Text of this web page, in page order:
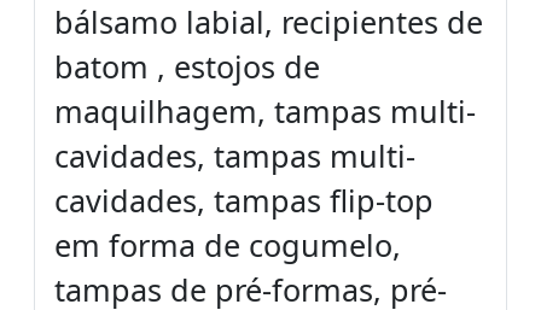
bálsamo labial, recipientes de
batom , estojos de
maquilhagem, tampas multi-
cavidades, tampas multi-
cavidades, tampas flip-top
em forma de cogumelo,
tampas de pré-formas, pré-